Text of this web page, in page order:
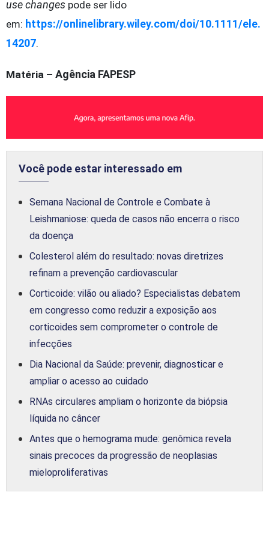
use changes pode ser lido
em: https://onlinelibrary.wiley.com/doi/10.1111/ele.
14207.
Matéria – Agência FAPESP
Você pode estar interessado em
Semana Nacional de Controle e Combate à
Leishmaniose: queda de casos não encerra o risco
da doença
Colesterol além do resultado: novas diretrizes
refinam a prevenção cardiovascular
Corticoide: vilão ou aliado? Especialistas debatem
em congresso como reduzir a exposição aos
corticoides sem comprometer o controle de
infecções
Dia Nacional da Saúde: prevenir, diagnosticar e
ampliar o acesso ao cuidado
RNAs circulares ampliam o horizonte da biópsia
líquida no câncer
Antes que o hemograma mude: genômica revela
sinais precoces da progressão de neoplasias
mieloproliferativas